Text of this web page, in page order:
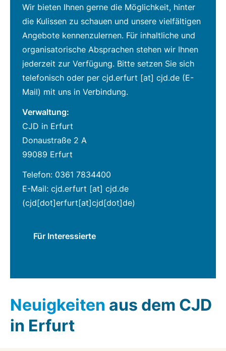
Wir bieten Ihnen gerne die Möglichkeit, hinter
die Kulissen zu schauen und unsere vielfältigen
Angebote kennenzulernen. Für inhaltliche und
organisatorische Absprachen stehen wir Ihnen
jederzeit zur Verfügung. Bitte setzen Sie sich
telefonisch oder per cjd.erfurt [at] cjd.de (E-
Mail) mit uns in Verbindung.
Verwaltung:
CJD in Erfurt
Donaustraße 2 A
99089 Erfurt
Telefon: 0361 7834400
E-Mail: cjd.erfurt [at] cjd.de
(cjd[dot]erfurt[at]cjd[dot]de)
Für Interessierte
Neuigkeiten aus dem CJD
in Erfurt